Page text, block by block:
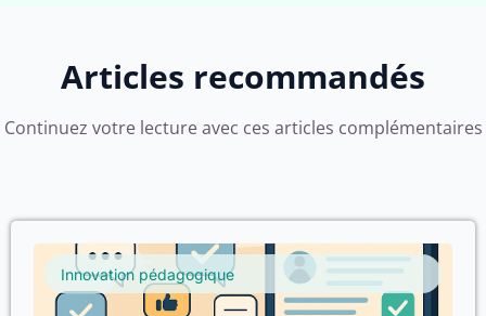
Articles recommandés
Continuez votre lecture avec ces articles complémentaires
Innovation pédagogique